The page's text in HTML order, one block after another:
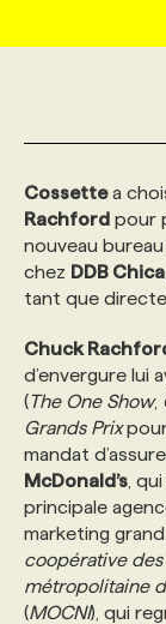
PRIX
WEB &
GEO/
NOS
FAQ
VOIR
FAQ
NOS
NOS
NOS
NOS
CHASSE DE
SERVICE
NOS
NOS
FAQ
Cossettea
Rachford pour
nouveau
chez DDB
tant que
Chuck
d’envergure lui
(The One Show,
Grands Prix
mandat
McDonald’s ,
principale
marketing
coopérative
métropolitaine
(MOCNI), qui